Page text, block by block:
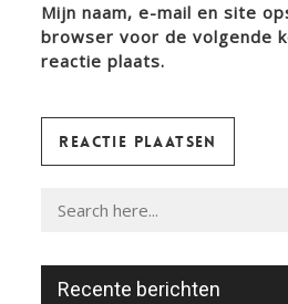
Mijn naam, e-mail en site
browser voor de volgende
reactie plaats.
Recente berichten